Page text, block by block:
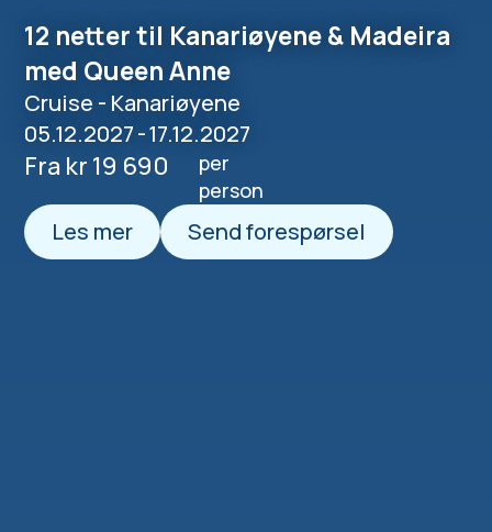
12 netter til Kanariøyene & Madeira
med Queen Anne
Cruise - Kanariøyene
05.12.2027-17.12.2027
Fra kr 19 690
per
person
Les mer Send forespørsel